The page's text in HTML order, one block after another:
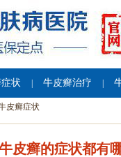
状 牛皮癣治疗
皮癣症状
皮癣的症状都有